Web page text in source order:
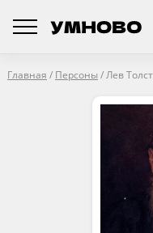
Главная / Персоны /Лев